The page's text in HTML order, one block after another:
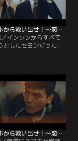
社長をスマホから救い出せ！～恋の力でロック解除～ 第06話／字幕
インソンからすべて
としたセヨンだった
力で逆に非通知で電
のが自分だとバレて
に話したインソンは彼
ることに成功し、クァ
務の動向を一緒に調べ
んな中、ヨングンと昼
になったインソンだ
れて…。
社長をスマホから救い出せ！～恋の力でロック解除～ 第08話／字幕